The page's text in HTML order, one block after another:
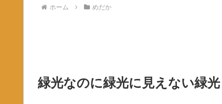
ホーム めだか
緑光なのに緑光に見えない緑光